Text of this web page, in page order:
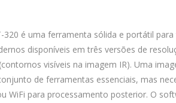
é uma ferramenta sólida e portátil
disponíveis em três versões de
visíveis na imagem IR). Uma
de ferramentas essenciais, mas
WiFi para processamento posterior. O